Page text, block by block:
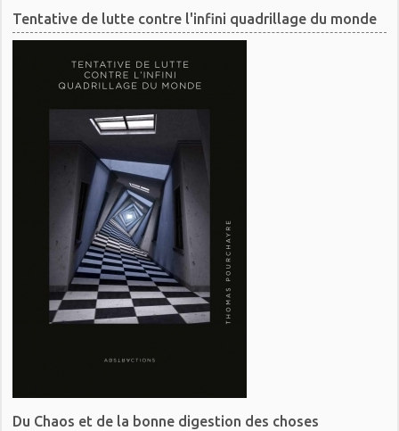
Tentative de lutte contre l'infini quadrillage du monde
Du Chaos et de la bonne digestion des choses